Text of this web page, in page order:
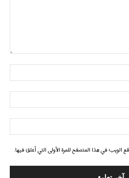
الويب في هذا المتصفح للمرة الأولى التي أعلق فيها.